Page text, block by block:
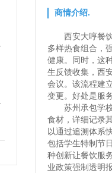
商情介绍.
西安大哼餐
多样热食组合，
健康。同时，这
生反馈收集，西
会议。该流程建
变更。好处是服
苏州承包学
食材，详细记录
以通过追溯体系
包括学生特制节
种创新让餐饮服
业政策强制透明